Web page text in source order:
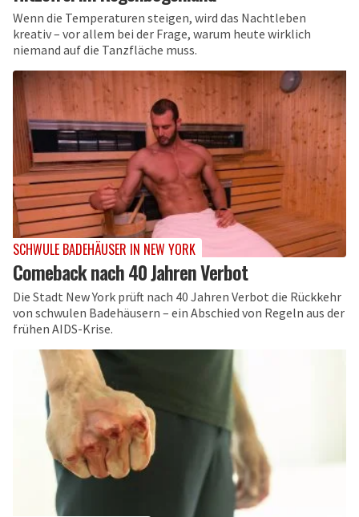
Wenn die Temperaturen steigen, wird das Nachtleben
kreativ – vor allem bei der Frage, warum heute wirklich
niemand auf die Tanzfläche muss.
SCHWULE BADEHÄUSER IN NEW YORK
Comeback nach 40 Jahren Verbot
Die Stadt New York prüft nach 40 Jahren Verbot die Rückkehr
von schwulen Badehäusern – ein Abschied von Regeln aus der
frühen AIDS-Krise.